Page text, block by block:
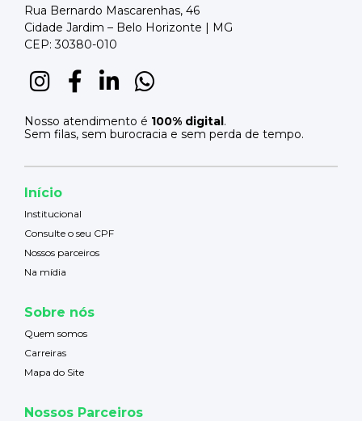
Rua Bernardo Mascarenhas, 46
Cidade Jardim – Belo Horizonte | MG
CEP: 30380-010
Nosso atendimento é 100% digital .
Sem filas, sem burocracia e sem perda de tempo.
Início
Institucional
Consulte o seu CPF
Nossos parceiros
Na mídia
Sobre nós
Quem somos
Carreiras
Mapa do Site
Nossos Parceiros